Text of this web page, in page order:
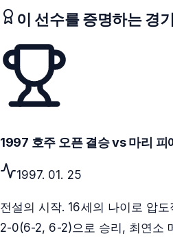
이 선수를 증명하는 경기
1997 호주 오픈 결승 vs 마리 피
1997. 01. 25
전설의 시작. 16세의 나이로 압
2-0(6-2, 6-2)으로 승리, 최연소